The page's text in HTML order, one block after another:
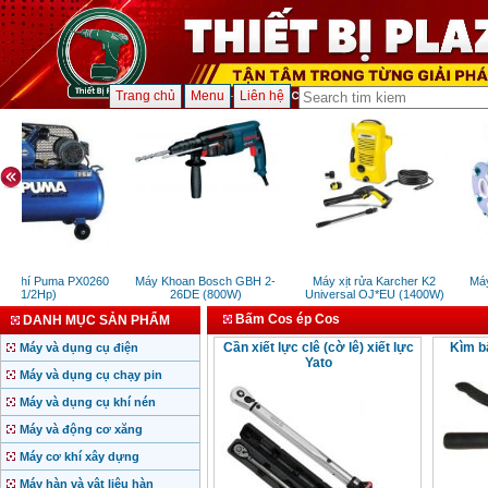
Trang chủ Menu Liên hệ
khí Puma PX0260
(1/2Hp)
Máy Khoan Bosch GBH 2-
26DE (800W)
Máy xịt rửa Karcher K2
Universal OJ*EU (1400W)
DANH MỤC SẢN PHẨM
Máy và dụng cụ điện
Máy và dụng cụ chạy pin
Máy và dụng cụ khí nén
Máy và động cơ xăng
Máy cơ khí xây dựng
Máy hàn và vật liệu hàn
Bấm Cos ép Cos
Cần xiết lực clê (cờ lê) xiết lực
Yato
Kìm